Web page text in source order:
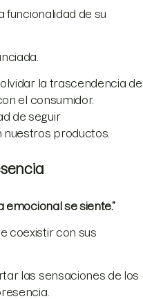
funcionalidad de su
la trascendencia de
el consumidor.
de seguir
productos.
emocional se siente.”
coexistir con sus
las sensaciones de los